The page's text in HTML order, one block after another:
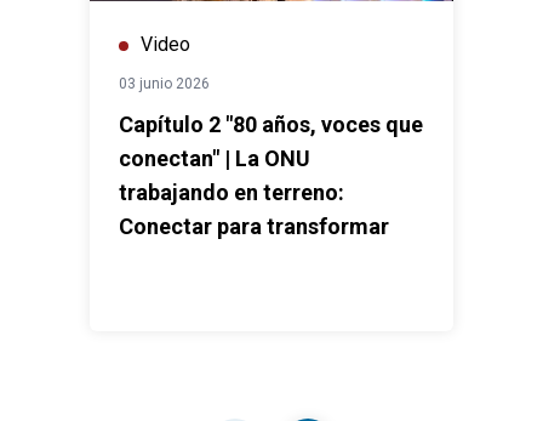
Video
03 junio 2026
Capítulo 2 "80 años, voces que
conectan" | La ONU
trabajando en terreno:
Conectar para transformar